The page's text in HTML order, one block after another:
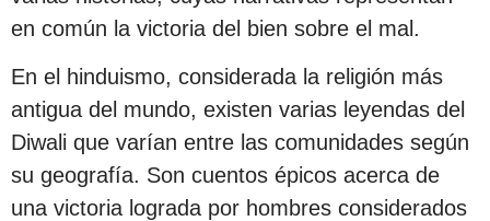
en común la victoria del bien sobre el mal.
En el hinduismo, considerada la religión más
antigua del mundo, existen varias leyendas del
Diwali que varían entre las comunidades según
su geografía. Son cuentos épicos acerca de
una victoria lograda por hombres considerados